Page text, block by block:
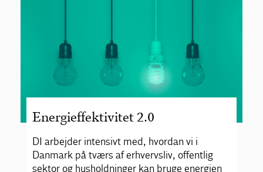
Energieffektivitet 2.0
DI arbejder intensivt med, hvordan vi i
Danmark på tværs af erhvervsliv, offentlig
sektor og husholdninger kan bruge energien